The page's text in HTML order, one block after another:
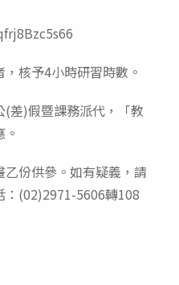
核予4小時研習時數。
差)假暨課務派代，「教
份供參。如有疑義，請
：(02)2971-5606轉108